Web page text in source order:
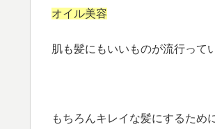
オイル美容
肌も髪にもいいものが流行って
もちろんキレイな髪にするため